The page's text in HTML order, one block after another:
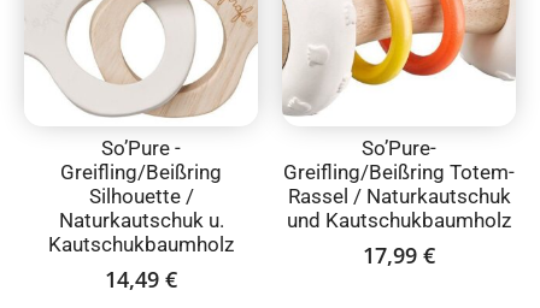
So’Pure -
Greifling/Beißring
Silhouette /
Naturkautschuk u.
Kautschukbaumholz
14,49 €
So’Pure-
Greifling/Beißring Totem-
Rassel / Naturkautschuk
und Kautschukbaumholz
17,99 €